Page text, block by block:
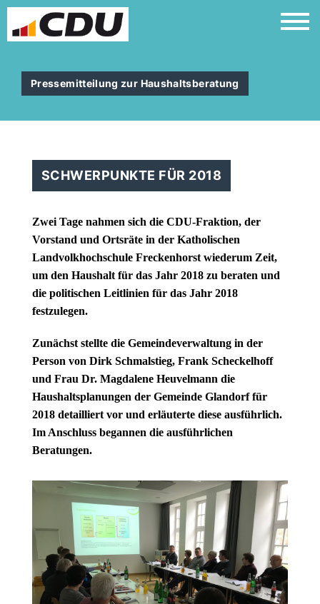
Pressemitteilung zur Haushaltsberatung
SCHWERPUNKTE FÜR 2018
Zwei Tage nahmen sich die CDU-Fraktion, der
Vorstand und Ortsräte in der Katholischen
Landvolkhochschule Freckenhorst wiederum Zeit,
um den Haushalt für das Jahr 2018 zu beraten und
die politischen Leitlinien für das Jahr 2018
festzulegen.
Zunächst stellte die Gemeindeverwaltung in der
Person von Dirk Schmalstieg, Frank Scheckelhoff
und Frau Dr. Magdalene Heuvelmann die
Haushaltsplanungen der Gemeinde Glandorf für
2018 detailliert vor und erläuterte diese ausführlich.
Im Anschluss begannen die ausführlichen
Beratungen.